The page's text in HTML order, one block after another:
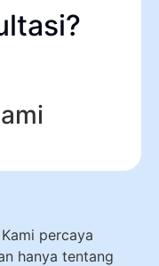
percaya
hanya tentang